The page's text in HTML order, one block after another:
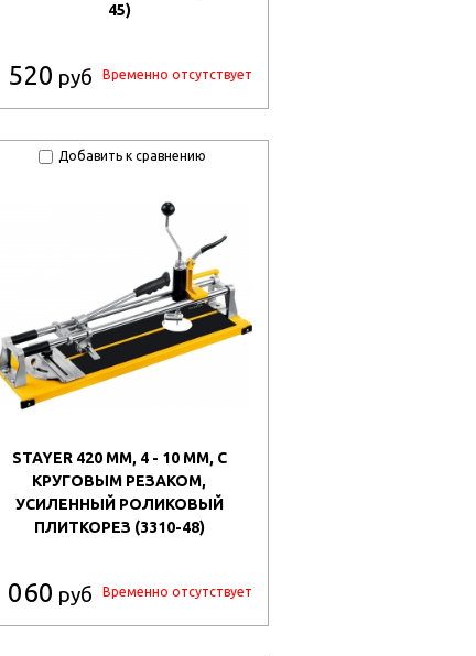
45)
520 руб Временно отсутствует
Добавить к сравнению
STAYER 420 ММ, 4 - 10 ММ, С
КРУГОВЫМ РЕЗАКОМ,
УСИЛЕННЫЙ РОЛИКОВЫЙ
ПЛИТКОРЕЗ (3310-48)
060 руб Временно отсутствует